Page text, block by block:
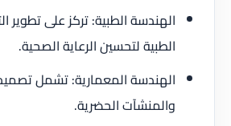
الهندسة الطبية: تركز على تطوير
الطبية لتحسين الرعاية الصحية.
الهندسة المعمارية: تشمل
والمنشآت الحضرية.